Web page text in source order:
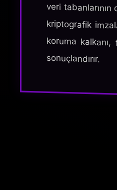
sonuçlandırır.